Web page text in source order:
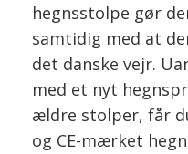
hegnsstolpe gør
samtidig med at
det danske vejr.
med et nyt
ældre stolper, får
og CE-mærket